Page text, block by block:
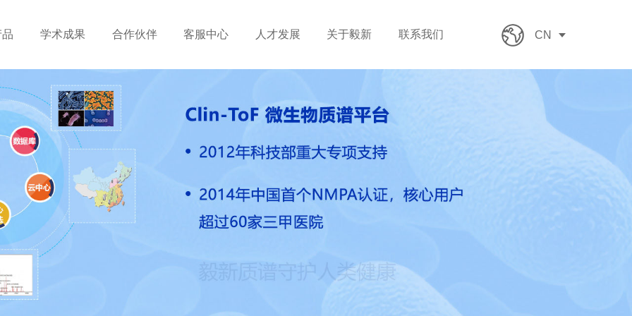
学术成果 合作伙伴 客服中心 人才发展 关于毅新 联系我们 CN